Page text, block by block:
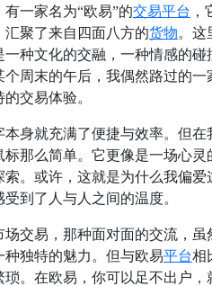
一家名为“欧易”的交易平台
聚了来自四面八方的货物。这
种文化的交融，一种情感的碰
个周末的午后，我偶然路过的一
交易体验。
本身就充满了便捷与效率。但在
那么简单。它更像是一场心灵
。或许，这就是为什么我偏爱
到了人与人之间的温度。
交易，那种面对面的交流，虽
独特的魅力。但与欧易平台相
琐。在欧易，你可以足不出户，